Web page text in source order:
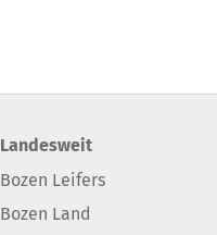
Landesweit
Bozen Leifers
Bozen Land